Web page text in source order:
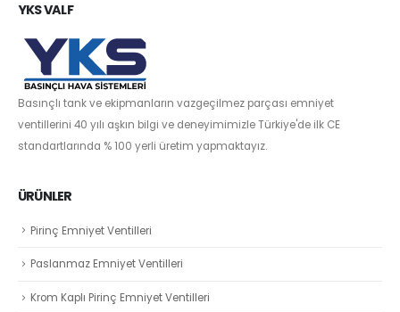
YKS VALF
Basınçlı tank ve ekipmanların vazgeçilmez parçası emniyet
ventillerini 40 yılı aşkın bilgi ve deneyimimizle Türkiye'de ilk CE
standartlarında % 100 yerli üretim yapmaktayız.
ÜRÜNLER
Pirinç Emniyet Ventilleri
Paslanmaz Emniyet Ventilleri
Krom Kaplı Pirinç Emniyet Ventilleri